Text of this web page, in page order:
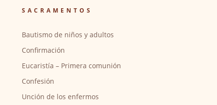
SACRAMENTOS
Bautismo de niños y adultos
Confirmación
Eucaristía – Primera comunión
Confesión
Unción de los enfermos